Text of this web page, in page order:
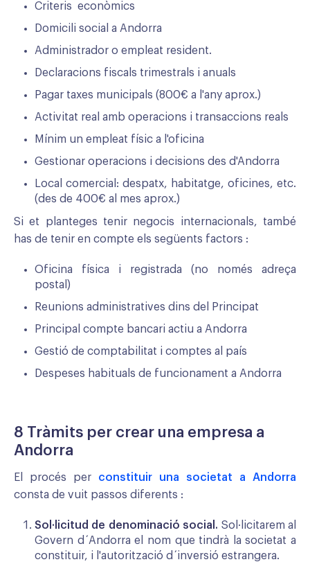
Criteris econòmics
Domicili social a Andorra
Administrador o empleat resident.
Declaracions fiscals trimestrals i anuals
Pagar taxes municipals (800€ a l'any aprox.)
Activitat real amb operacions i transaccions reals
Mínim un empleat físic a l'oficina
Gestionar operacions i decisions des d'Andorra
Local comercial: despatx, habitatge, oficines, etc.
(des de 400€ al mes aprox.)
Si et planteges tenir negocis internacionals, també
has de tenir en compte els següents factors :
Oficina física i registrada (no només adreça
postal)
Reunions administratives dins del Principat
Principal compte bancari actiu a Andorra
Gestió de comptabilitat i comptes al país
Despeses habituals de funcionament a Andorra
8 Tràmits per crear una empresa a
Andorra
El procés per constituir una societat a Andorra
consta de vuit passos diferents :
Sol·licitud de denominació social. Sol·licitarem al
Govern d´Andorra el nom que tindrà la societat a
constituir, i l'autorització d´inversió estrangera.